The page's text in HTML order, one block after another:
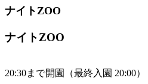
ナイトZOO
ナイトZOO
20:30まで開園（最終入園 20:00）